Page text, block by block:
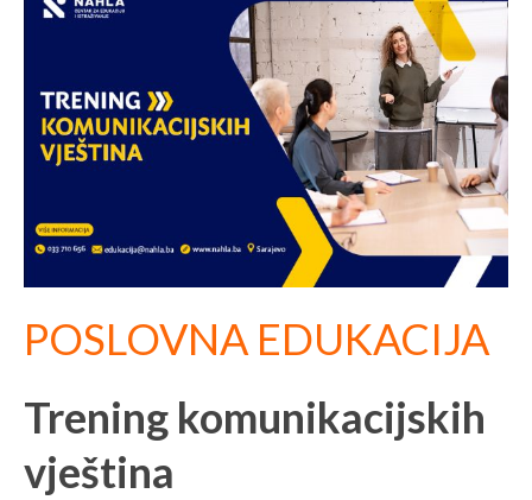
POSLOVNA EDUKACIJA
Trening komunikacijskih
vještina